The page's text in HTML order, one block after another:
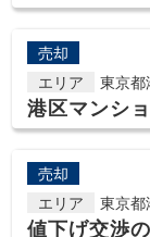
売却
エリア
東京都
港区マンシ
売却
エリア
東京都
値下げ交渉